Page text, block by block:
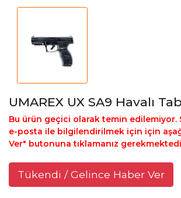
UMAREX UX SA9 Havalı
Bu ürün geçici olarak temin
e-posta ile bilgilendirilmek için için
Ver" butonuna tıklamanız
Tükendi / Gelince Haber Ver